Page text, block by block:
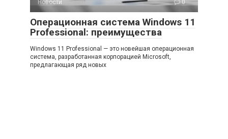
Новости 0
Операционная система Windows 11
Professional: преимущества
Windows 11 Professional — это новейшая операционная
система, разработанная корпорацией Microsoft,
предлагающая ряд новых